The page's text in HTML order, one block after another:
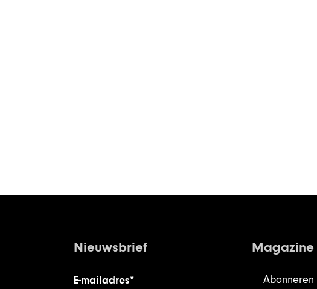
Nieuwsbrief
E-mailadres*
Magazine
Abonneren